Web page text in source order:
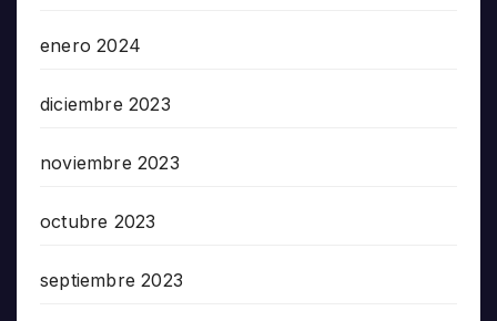
enero 2024
diciembre 2023
noviembre 2023
octubre 2023
septiembre 2023